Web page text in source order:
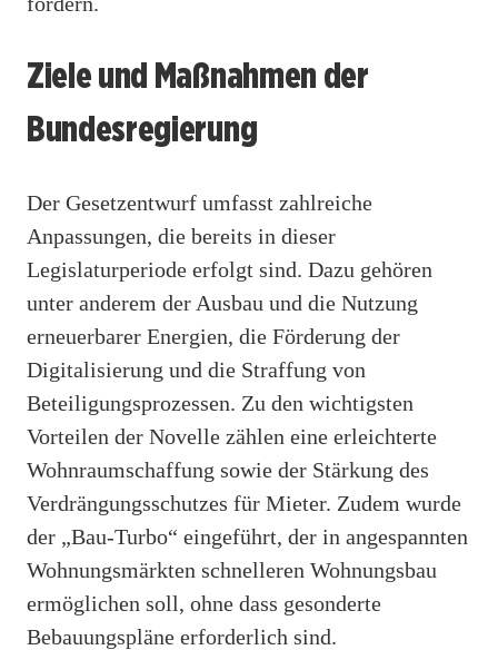
Ziele und Maßnahmen der
Bundesregierung
Der Gesetzentwurf umfasst zahlreiche
Anpassungen, die bereits in dieser
Legislaturperiode erfolgt sind. Dazu gehören
unter anderem der Ausbau und die Nutzung
erneuerbarer Energien, die Förderung der
Digitalisierung und die Straffung von
Beteiligungsprozessen. Zu den wichtigsten
Vorteilen der Novelle zählen eine erleichterte
Wohnraumschaffung sowie der Stärkung des
Verdrängungsschutzes für Mieter. Zudem wurde
der „Bau-Turbo“ eingeführt, der in angespannten
Wohnungsmärkten schnelleren Wohnungsbau
ermöglichen soll, ohne dass gesonderte
Bebauungspläne erforderlich sind.